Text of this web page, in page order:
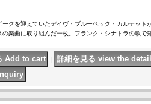
クを迎えていたデイヴ・ブルーベック・カルテット
の楽曲に取り組んだ一枚。フランク・シナトラの歌で